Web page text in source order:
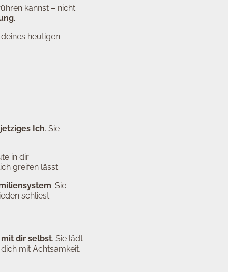
kannst – nicht
.
heutigen
Ich. Sie
in dir
greifen lässt.
. Sie
schliest.
dir selbst. Sie lädt
mit Achtsamkeit,